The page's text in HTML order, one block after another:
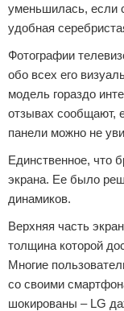
уменьшилась, если
удобная
Фотографии
обо всех его
модель гораздо
отзывах сообщают,
панели можно не
Единственное, что
экрана. Ее было
динамиков.
Верхняя часть
толщина которой
Многие
со своими
шокированы – LG